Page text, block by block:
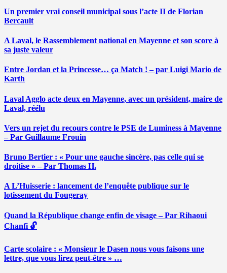
Un premier vrai conseil municipal sous l’acte II de Florian
Bercault
A Laval, le Rassemblement national en Mayenne et son score à
sa juste valeur
Entre Jordan et la Princesse… ça Match ! – par Luigi Mario de
Karth
Laval Agglo acte deux en Mayenne, avec un président, maire de
Laval, réélu
Vers un rejet du recours contre le PSE de Luminess à Mayenne
– Par Guillaume Frouin
Bruno Bertier : « Pour une gauche sincère, pas celle qui se
droitise » – Par Thomas H.
A L’Huisserie : lancement de l’enquête publique sur le
lotissement du Fougeray
Quand la République change enfin de visage – Par Rihaoui
Chanfi 🔓
Carte scolaire : « Monsieur le Dasen nous vous faisons une
lettre, que vous lirez peut-être » …